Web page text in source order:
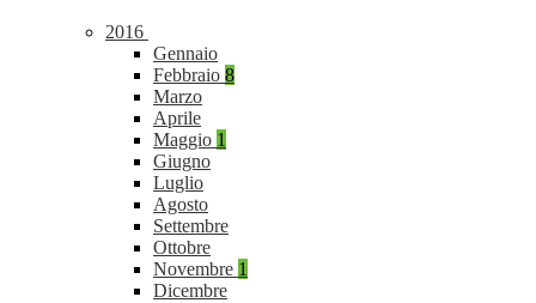
2016
Gennaio
Febbraio 8
Marzo
Aprile
Maggio 1
Giugno
Luglio
Agosto
Settembre
Ottobre
Novembre 1
Dicembre